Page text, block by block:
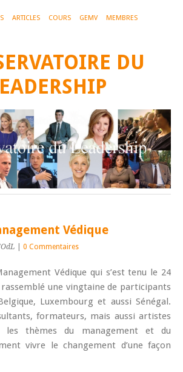
ARTICLES COURS GEMV MEMBRES
DU
Védique
0 Commentaires
Védique qui s’est tenu le 24
une vingtaine de participants
Luxembourg et aussi Sénégal.
formateurs, mais aussi artistes
thèmes du management et du
vivre le changement d’une façon